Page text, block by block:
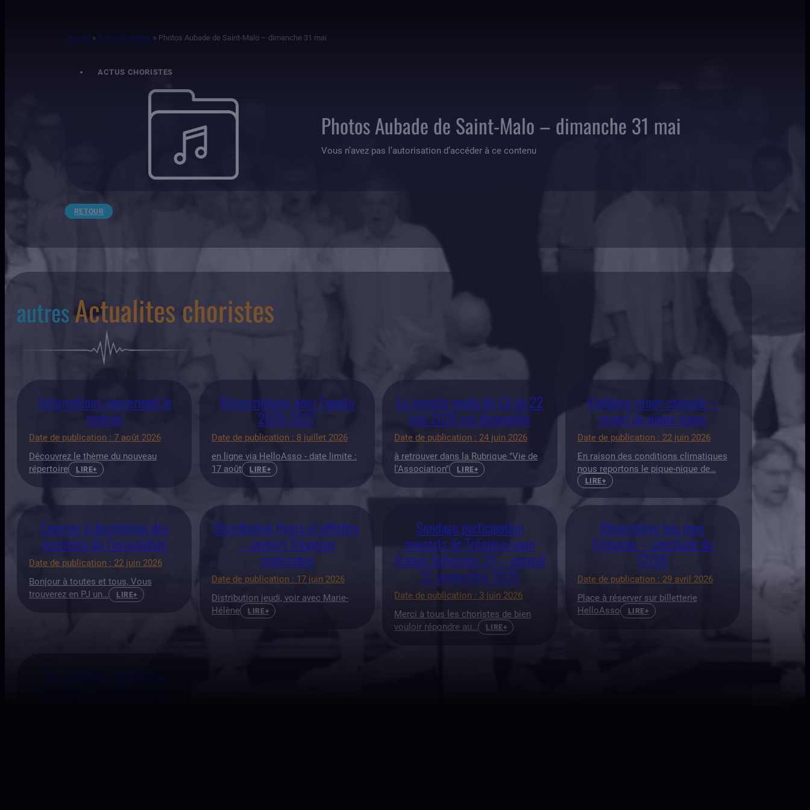
Accueil » Actus choristes » Photos Aubade de Saint-Malo – dimanche 31 mai
ACTUS CHORISTES
Photos Aubade de Saint-Malo – dimanche 31 mai
Vous n’avez pas l’autorisation d’accéder à ce contenu
RETOUR
autresActualites choristes
Informations concernant la
rentrée
Date de publication : 7 août 2026
Découvrez le thème du nouveau
répertoire
LIRE+
Réinscriptions pour l’année
2026-2027
Date de publication : 8 juillet 2026
en ligne via HelloAsso - date limite :
17 août
LIRE+
Le compte rendu du CA du 22
juin 2026 est disponible
Date de publication : 24 juin 2026
à retrouver dans la Rubrique "Vie de
l'Association"
LIRE+
Vigilance rouge canicule –
report du pique-nique
Date de publication : 22 juin 2026
En raison des conditions climatiques
nous reportons le pique-nique de…
LIRE+
Courrier à destination des
membres de l’association
Date de publication : 22 juin 2026
Bonjour à toutes et tous, Vous
trouverez en PJ un…
LIRE+
Distribution flyers et affiches
– concert Trégueux
septembre
Date de publication : 17 juin 2026
Distribution jeudi, voir avec Marie-
Hélène
LIRE+
Sondage participation
concerts de Trégueux pour
France Alzheimer 22 – samedi
12 septembre 2026
Date de publication : 3 juin 2026
Merci à tous les choristes de bien
vouloir répondre au…
LIRE+
Réservation bus pour
Trégueux – spectacle du
12/09
Date de publication : 29 avril 2026
Place à réserver sur billetterie
HelloAsso
LIRE+
Site internet : problème